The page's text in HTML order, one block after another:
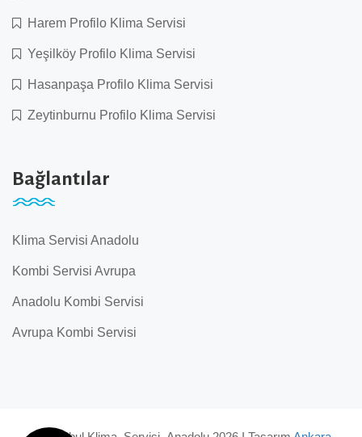
Harem Profilo Klima Servisi
Yeşilköy Profilo Klima Servisi
Hasanpaşa Profilo Klima Servisi
Zeytinburnu Profilo Klima Servisi
Bağlantılar
Klima Servisi Anadolu
Kombi Servisi Avrupa
Anadolu Kombi Servisi
Avrupa Kombi Servisi